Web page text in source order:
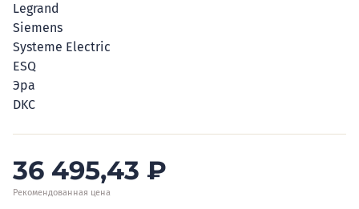
Legrand
Siemens
Systeme Electric
ESQ
Эра
DKC
36 495,43 ₽
Рекомендованная цена